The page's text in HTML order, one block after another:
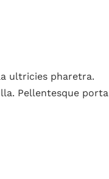
ultricies pharetra.
Pellentesque porta